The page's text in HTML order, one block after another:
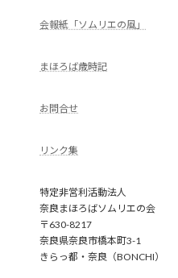
会報紙「ソムリエの風」
まほろば歳時記
お問合せ
リンク集
特定非営利活動法人
奈良まほろばソムリエの会
〒630-8217
奈良県奈良市橋本町3-1
きらっ都・奈良（BONCHI）